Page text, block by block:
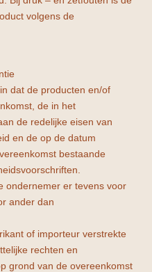
volgens de
dat de producten en/of
de in het
de redelijke eisen van
en de op de datum
bestaande
ondernemer er tevens voor
ander dan
of importeur verstrekte
rechten en
grond van de overeenkomst